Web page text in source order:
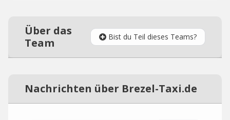
Über das
Team
Bist du Teil dieses Teams?
Nachrichten über Brezel-Taxi.de